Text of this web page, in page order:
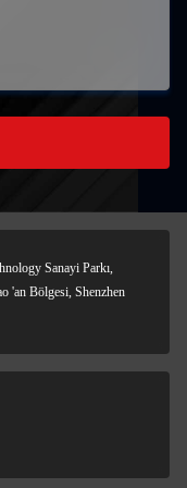
Sanayi Parkı,
'an Bölgesi, Shenzhen